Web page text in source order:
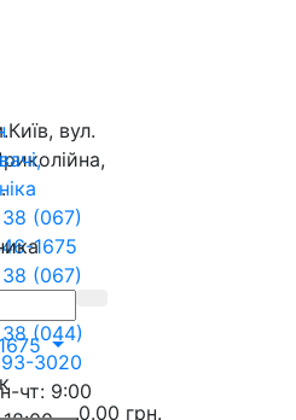
вул.
(067)
1675
(067)
(044)
3020
чт: 9:00
0.00 грн.